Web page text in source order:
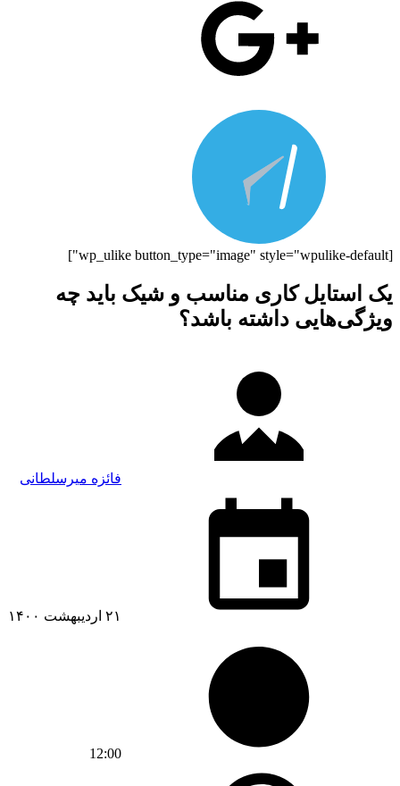
[wp_ulike button_type="image" style="wpulike-default"]
یک استایل کاری مناسب و شیک باید چه
ویژگی‌هایی داشته باشد؟
فائزه میرسلطانی
۲۱ اردیبهشت ۱۴۰۰
12:00